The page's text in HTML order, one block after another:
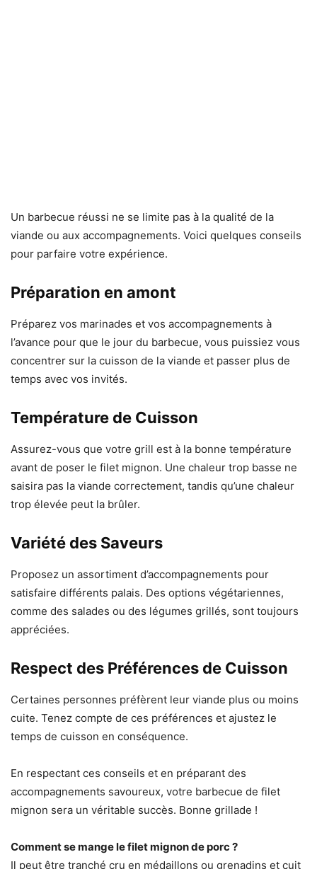
Un barbecue réussi ne se limite pas à la qualité de la
viande ou aux accompagnements. Voici quelques conseils
pour parfaire votre expérience.
Préparation en amont
Préparez vos marinades et vos accompagnements à
l’avance pour que le jour du barbecue, vous puissiez vous
concentrer sur la cuisson de la viande et passer plus de
temps avec vos invités.
Température de Cuisson
Assurez-vous que votre grill est à la bonne température
avant de poser le filet mignon. Une chaleur trop basse ne
saisira pas la viande correctement, tandis qu’une chaleur
trop élevée peut la brûler.
Variété des Saveurs
Proposez un assortiment d’accompagnements pour
satisfaire différents palais. Des options végétariennes,
comme des salades ou des légumes grillés, sont toujours
appréciées.
Respect des Préférences de Cuisson
Certaines personnes préfèrent leur viande plus ou moins
cuite. Tenez compte de ces préférences et ajustez le
temps de cuisson en conséquence.
En respectant ces conseils et en préparant des
accompagnements savoureux, votre barbecue de filet
mignon sera un véritable succès. Bonne grillade !
Comment se mange le filet mignon de porc ?
Il peut être tranché cru en médaillons ou grenadins et cuit